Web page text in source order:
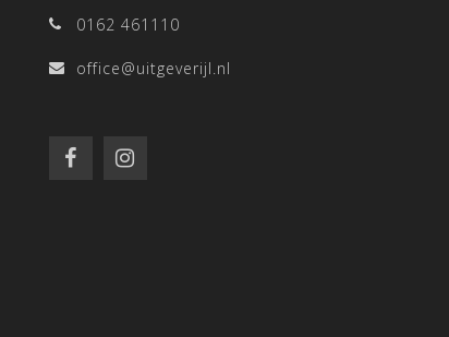
0162 461110
office@uitgeverijl.nl